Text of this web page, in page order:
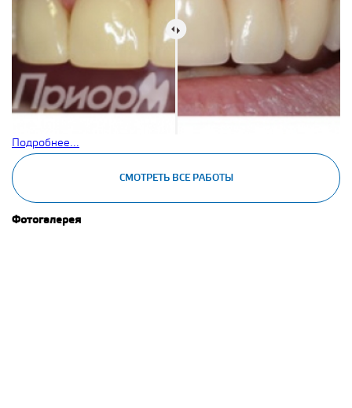
Подробнее...
СМОТРЕТЬ ВСЕ РАБОТЫ
Фотогалерея